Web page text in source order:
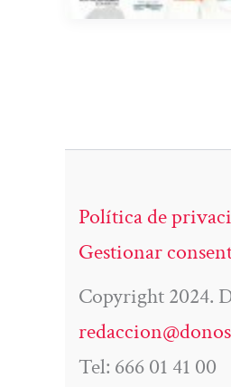
Política de
Gestionar
Copyright 2024.
Tel: 666 01 41 00